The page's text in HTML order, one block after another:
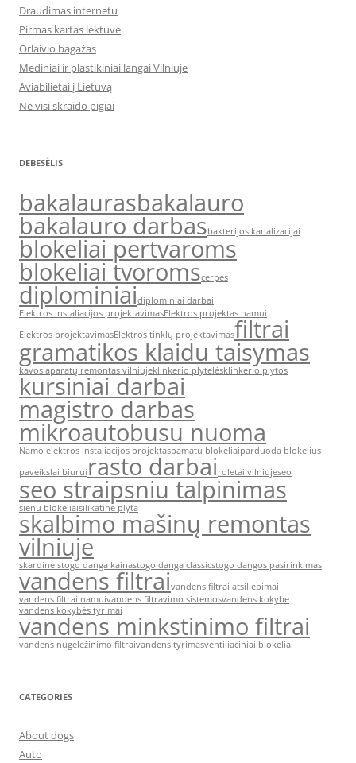
Draudimas internetu
Pirmas kartas lėktuve
Orlaivio bagažas
Mediniai ir plastikiniai langai Vilniuje
Aviabilietai į Lietuvą
Ne visi skraido pigiai
DEBESĖLIS
bakalaurasbakalauro
bakalauro darbasbakterijos kanalizacijai
blokeliai pertvaroms
blokeliai tvoromscerpes
diplominiaidiplominiai darbai
Elektros instaliacijos projektavimasElektros projektas namui
Elektros projektavimasElektros tinklų projektavimasfiltrai
gramatikos klaidu taisymas
kavos aparatų remontas vilniujeklinkerio plytelėsklinkerio plytos
kursiniai darbai
magistro darbas
mikroautobusu nuoma
Namo elektros instaliacijos projektaspamatu blokeliaiparduoda blokelius
paveikslai biurui rasto darbai roletai vilniujeseo
seo straipsniu talpinimas
sienu blokeliaisilikatine plyta
skalbimo mašinų remontas
vilniuje
skardine stogo danga kainastogo danga classicstogo dangos pasirinkimas
vandens filtraivandens filtrai atsiliepimai
vandens filtrai namuivandens filtravimo sistemosvandens kokybe
vandens kokybės tyrimai
vandens minkstinimo filtrai
vandens nugeležinimo filtraivandens tyrimasventiliaciniai blokeliai
CATEGORIES
About dogs
Auto